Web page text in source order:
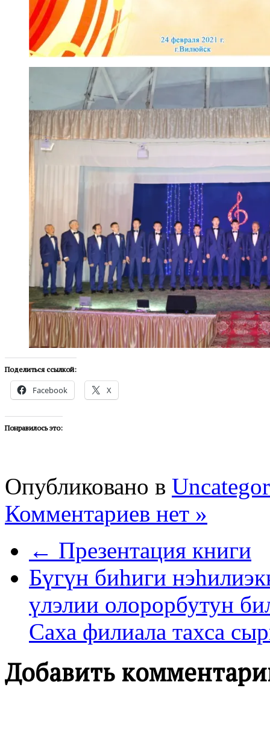
Поделиться ссылкой:
Facebook X
Понравилось это:
Опубликовано в
Комментариев нет »
← Презентация книги
Бүгүн биһиги
үлэлии олорорбутун
Саха филиала тахса
Добавить